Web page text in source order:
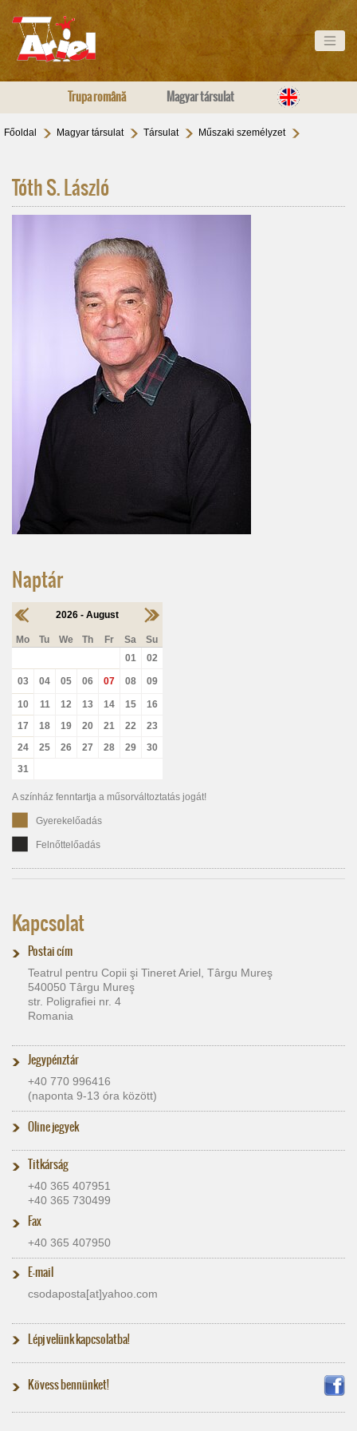
Trupa română Magyar társulat
Főoldal Magyar társulat Társulat Műszaki személyzet
Naptár
2026 - August
Mo Tu We Th Fr Sa
Su
01
02
03 04 05 06 07 08 09
10 11 12 13 14 15
16
17
18 19 20 21 22
23
24
25 26 27 28 29
30
31
A színház fenntartja a műsorváltoztatás jogát!
Gyerekelőadás
Felnőttelőadás
Tóth S. László
Kapcsolat
Postai cím
Teatrul pentru Copii şi Tineret Ariel, Târgu Mureş
540050 Târgu Mureş
str. Poligrafiei nr. 4
Romania
Jegypénztár
+40 770 996416
(naponta 9-13 óra között)
Oline jegyek
Titkárság
+40 365 407951
+40 365 730499
Fax
+40 365 407950
E-mail
csodaposta[at]​yahoo.com
Lépj velünk kapcsolatba!
Kövess bennünket!